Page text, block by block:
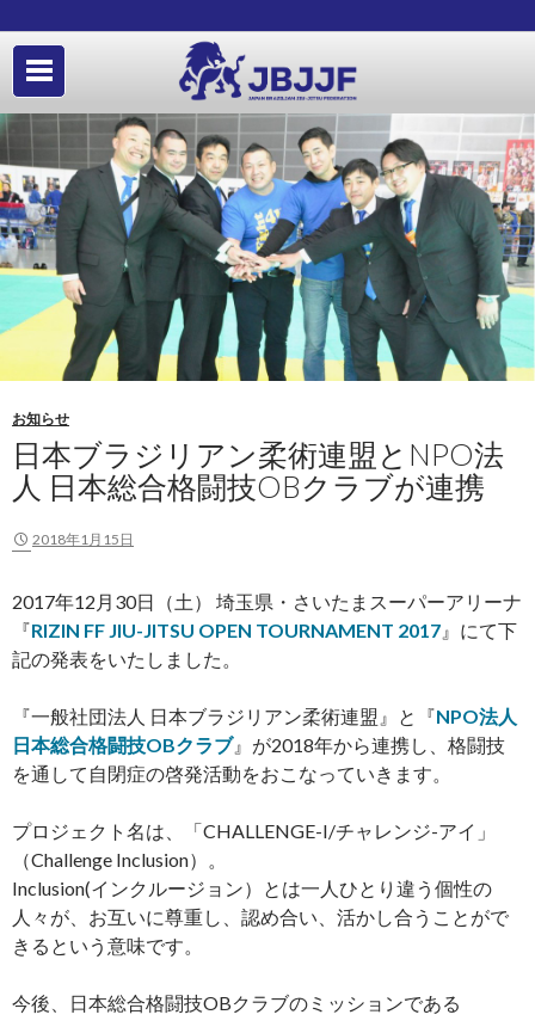
お知らせ
日本ブラジリアン柔術連盟とNPO法
人 日本総合格闘技OBクラブが連携
2018年1月15日
2017年12月30日（土） 埼玉県・さいたまスーパーアリーナ
『RIZIN FF JIU-JITSU OPEN TOURNAMENT 2017 』にて下
記の発表をいたしました。
『一般社団法人 日本ブラジリアン柔術連盟』と『NPO法人
日本総合格闘技OBクラブ』が2018年から連携し、格闘技
を通して自閉症の啓発活動をおこなっていきます。
プロジェクト名は、「CHALLENGE-I/チャレンジ-アイ」
（Challenge Inclusion）。
Inclusion(インクルージョン）とは一人ひとり違う個性の
人々が、お互いに尊重し、認め合い、活かし合うことがで
きるという意味です。
今後、日本総合格闘技OBクラブのミッションである